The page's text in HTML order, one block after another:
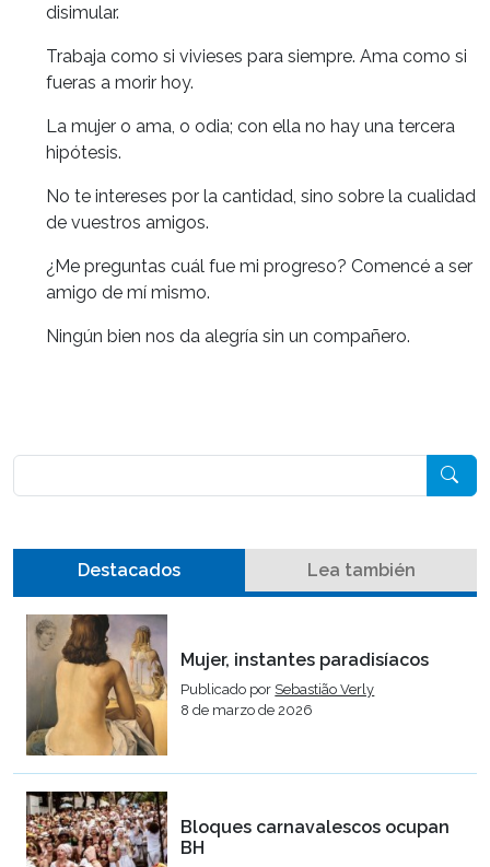
disimular.
Trabaja como si vivieses para siempre. Ama como si
fueras a morir hoy.
La mujer o ama, o odia; con ella no hay una tercera
hipótesis.
No te intereses por la cantidad, sino sobre la cualidad
de vuestros amigos.
¿Me preguntas cuál fue mi progreso? Comencé a ser
amigo de mí mismo.
Ningún bien nos da alegría sin un compañero.
Destacados Lea también
Mujer, instantes paradisíacos
Publicado por Sebastião Verly
8 de marzo de 2026
Bloques carnavalescos ocupan
BH